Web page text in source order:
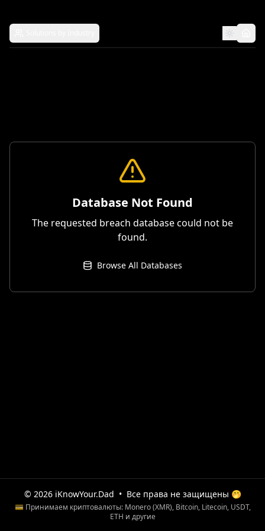
Database Not Found
The requested breach database could not be
found.
Browse All Databases
© 2026 iKnowYour.Dad • Все права не защищены 🤭
💳 Принимаем криптовалюты: Monero (XMR), Bitcoin, Litecoin, USDT,
ETH и другие